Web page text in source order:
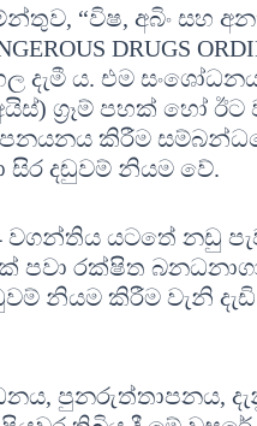
“විෂ, අබිං සහ
DRUGS
දැමී ය. එම
ග්‍රෑම් පහක් හෝ ඊට
කිරීම
දඬුවම් නියම වේ.
වගන්තිය යටතේ නඩු
රක්ෂිත
නියම කිරීම වැනි
පුනරුත්තාපනය,